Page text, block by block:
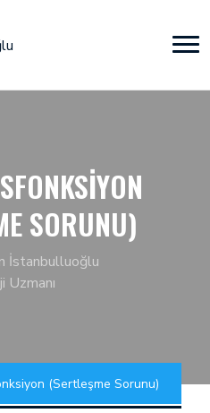
SORUNU)
İstanbulluoğlu
Uzmanı
(Sertleşme Sorunu)